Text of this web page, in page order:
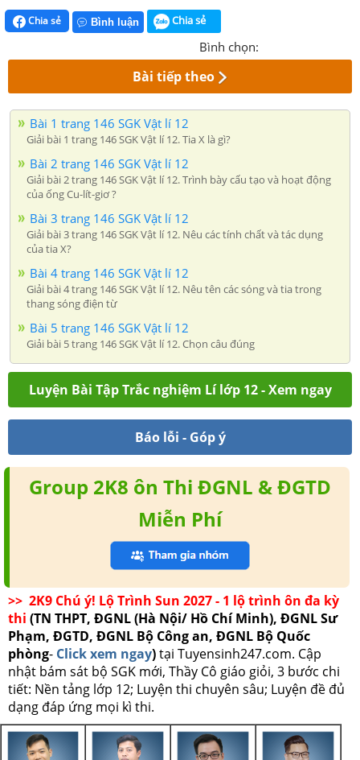
Chia sẻ Bình luận Chia sẻ
Bình chọn:
Bài tiếp theo
Bài 1 trang 146 SGK Vật lí 12
Giải bài 1 trang 146 SGK Vật lí 12. Tia X là gì?
Bài 2 trang 146 SGK Vật lí 12
Giải bài 2 trang 146 SGK Vật lí 12. Trình bày cấu tạo và hoạt động
của ống Cu-lít-giơ ?
Bài 3 trang 146 SGK Vật lí 12
Giải bài 3 trang 146 SGK Vật lí 12. Nêu các tính chất và tác dụng
của tia X?
Bài 4 trang 146 SGK Vật lí 12
Giải bài 4 trang 146 SGK Vật lí 12. Nêu tên các sóng và tia trong
thang sóng điện từ
Bài 5 trang 146 SGK Vật lí 12
Giải bài 5 trang 146 SGK Vật lí 12. Chọn câu đúng
Luyện Bài Tập Trắc nghiệm Lí lớp 12 - Xem ngay
Báo lỗi - Góp ý
Group 2K8 ôn Thi ĐGNL & ĐGTD
Miễn Phí
>> 2K9 Chú ý! Lộ Trình Sun 2027 - 1 lộ trình ôn đa kỳ
thi (TN THPT, ĐGNL (Hà Nội/ Hồ Chí Minh), ĐGNL Sư
Phạm, ĐGTD, ĐGNL Bộ Công an, ĐGNL Bộ Quốc
phòng- Click xem ngay)tại Tuyensinh247.com. Cập
nhật bám sát bộ SGK mới, Thầy Cô giáo giỏi, 3 bước chi
tiết: Nền tảng lớp 12; Luyện thi chuyên sâu; Luyện đề đủ
dạng đáp ứng mọi kì thi.